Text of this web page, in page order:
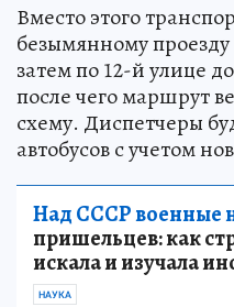
Вместо этого
безымянному
затем по 12-й улице
после чего маршрут
схему. Диспетчеры
автобусов с учетом
Над СССР военные
пришельцев: как
искала и изучала
НАУКА